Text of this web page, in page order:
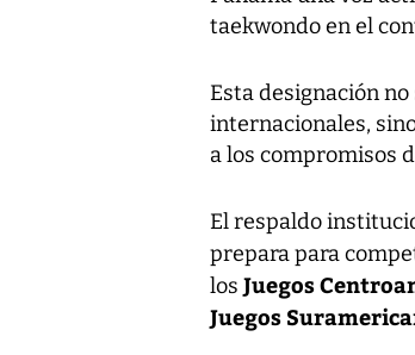
taekwondo en el
Esta designación
internacionales,
a los compromisos
El respaldo
prepara para
los Juegos
Juegos